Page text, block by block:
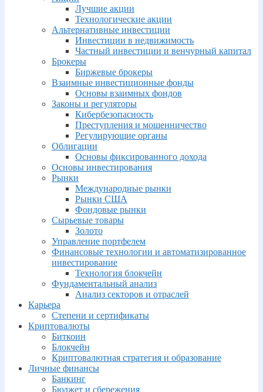
Лучшие акции
Технологические акции
Альтернативные инвестиции
Инвестиции в недвижимость
Частный инвестиции и венчурный капитал
Брокеры
Биржевые брокеры
Взаимные инвестиционные фонды
Основы взаимных фондов
Законы и регуляторы
Кибербезопасность
Преступления и мошенничество
Регулирующие органы
Облигации
Основы фиксированного дохода
Основы инвестирования
Рынки
Международные рынки
Рынки США
Фондовые рынки
Сырьевые товары
Золото
Управление портфелем
Финансовые технологии и автоматизированное
инвестирование
Технология блокчейн
Фундаментальный анализ
Анализ секторов и отраслей
Карьера
Степени и сертификаты
Криптовалюты
Биткоин
Блокчейн
Криптовалютная стратегия и образование
Личные финансы
Банкинг
Бюджет и сбережения